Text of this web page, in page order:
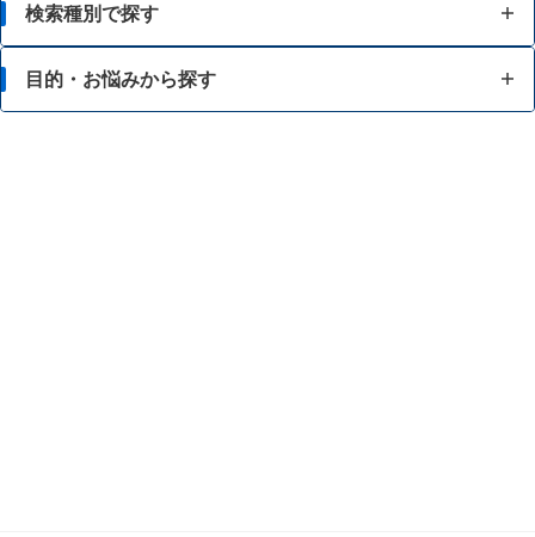
検索種別で探す
目的・お悩みから探す
目的・お悩みから探す